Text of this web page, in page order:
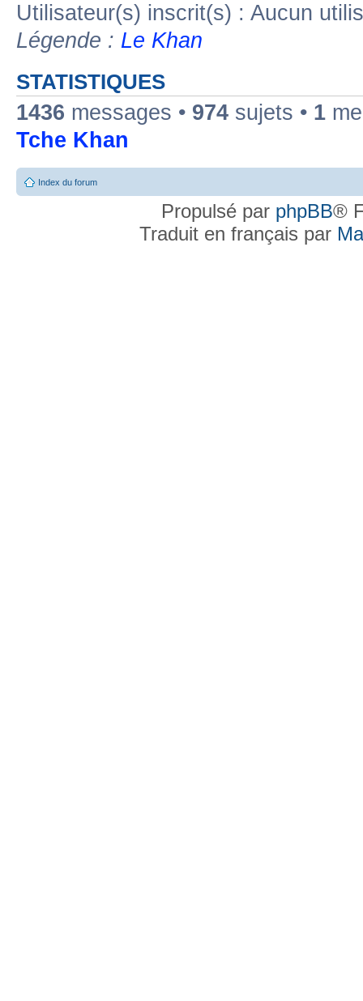
Utilisateur(s) inscrit(s) : Aucun
Légende : Le Khan
STATISTIQUES
1436 messages • 974 sujets • 1
Tche Khan
Index du forum
Propulsé par phpBB®
Traduit en français par